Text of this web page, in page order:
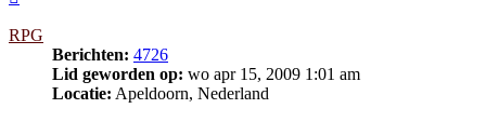
RPG
Berichten: 4726
Lid geworden op: wo apr 15, 2009 1:01 am
Locatie: Apeldoorn, Nederland